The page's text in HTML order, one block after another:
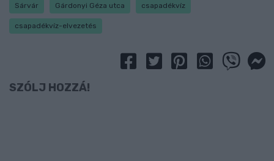
Sárvár Gárdonyi Géza utca csapadékvíz
csapadékvíz-elvezetés
SZÓLJ HOZZÁ!